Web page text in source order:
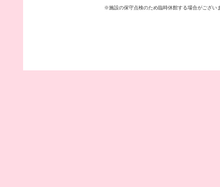
※施設の保守点検のため臨時休館する場合がござい